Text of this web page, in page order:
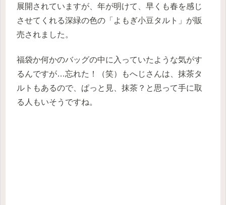
展開されていますが、 年が明けて、早くも春を感じ
させてくれる深緑の色の「よもぎ小豆タルト」が販
売されました。
福袋か何かのバッグの中に入っていたような気がす
るんですが…忘れた！（笑）
もへじさんは、抹茶タ
ルトもあるので、ぱっと見、抹茶？と思って手に取
る人もいそうですね。